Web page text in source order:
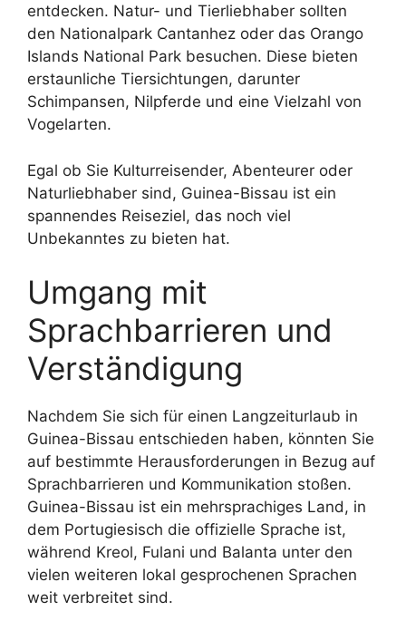
entdecken. Natur- und Tierliebhaber sollten
den Nationalpark Cantanhez oder das Orango
Islands National Park besuchen. Diese bieten
erstaunliche Tiersichtungen, darunter
Schimpansen, Nilpferde und eine Vielzahl von
Vogelarten.
Egal ob Sie Kulturreisender, Abenteurer oder
Naturliebhaber sind, Guinea-Bissau ist ein
spannendes Reiseziel, das noch viel
Unbekanntes zu bieten hat.
Umgang mit
Sprachbarrieren und
Verständigung
Nachdem Sie sich für einen Langzeiturlaub in
Guinea-Bissau entschieden haben, könnten Sie
auf bestimmte Herausforderungen in Bezug auf
Sprachbarrieren und Kommunikation stoßen.
Guinea-Bissau ist ein mehrsprachiges Land, in
dem Portugiesisch die offizielle Sprache ist,
während Kreol, Fulani und Balanta unter den
vielen weiteren lokal gesprochenen Sprachen
weit verbreitet sind.